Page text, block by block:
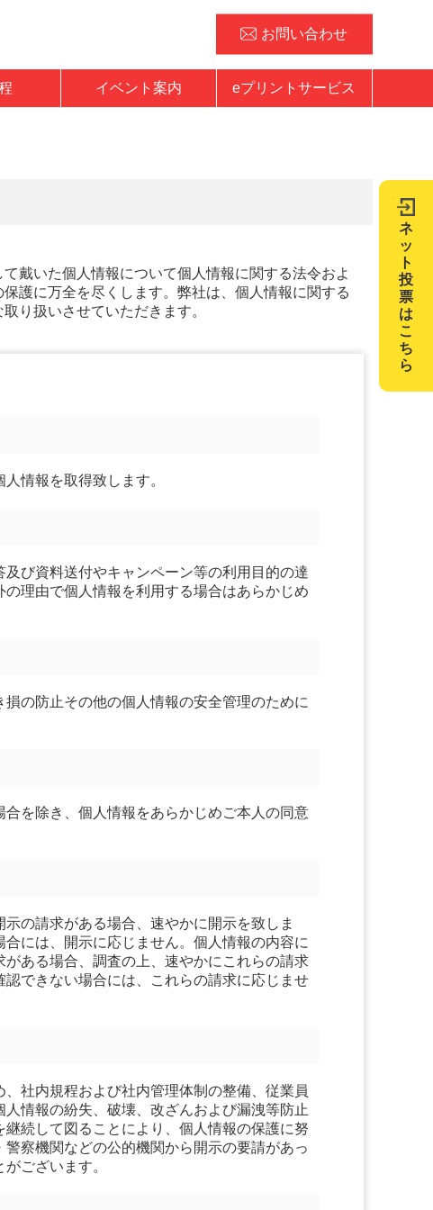
お問い合わせ
イベント案内 eプリントサービス
ネ
ッ
ト
投
票
は
こ
ち
ら
戴いた個人情報について個人情報に関する法令およ
護に万全を尽くします。弊社は、個人情報に関する
り扱いさせていただきます。
情報を取得致します。
び資料送付やキャンペーン等の利用目的の達
理由で個人情報を利用する場合はあらかじめ
の防止その他の個人情報の安全管理のために
を除き、個人情報をあらかじめご本人の同意
の請求がある場合、速やかに開示を致しま
には、開示に応じません。個人情報の内容に
ある場合、調査の上、速やかにこれらの請求
できない場合には、これらの請求に応じませ
社内規程および社内管理体制の整備、従業員
情報の紛失、破壊、改ざんおよび漏洩等防止
続して図ることにより、個人情報の保護に努
察機関などの公的機関から開示の要請があっ
ございます。